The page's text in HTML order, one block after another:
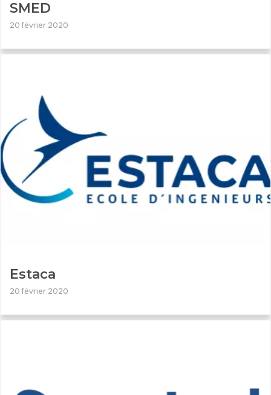
SMED
20 février 2020
Estaca
20 février 2020